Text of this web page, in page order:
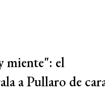
miente": el
a Pullaro de